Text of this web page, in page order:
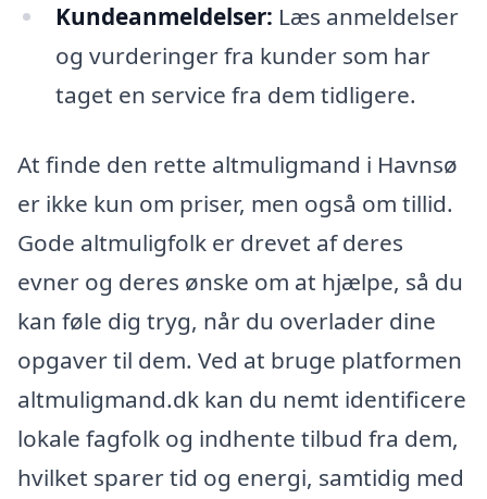
Kundeanmeldelser: Læs anmeldelser
og vurderinger fra kunder som har
taget en service fra dem tidligere.
At finde den rette altmuligmand i Havnsø
er ikke kun om priser, men også om tillid.
Gode altmuligfolk er drevet af deres
evner og deres ønske om at hjælpe, så du
kan føle dig tryg, når du overlader dine
opgaver til dem. Ved at bruge platformen
altmuligmand.dk kan du nemt identificere
lokale fagfolk og indhente tilbud fra dem,
hvilket sparer tid og energi, samtidig med